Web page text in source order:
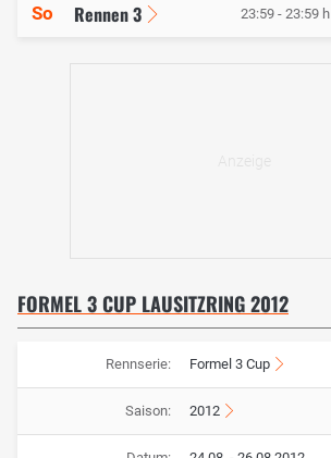
So Rennen 3 23:59 - 23:59 h
FORMEL 3 CUP LAUSITZRING 2012
Rennserie: Formel 3 Cup
Saison: 2012